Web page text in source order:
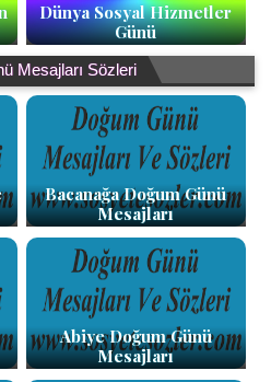
Dünya Sosyal Hizmetler
Günü
Mesajları Sözleri
Bacanağa Doğum Günü
Mesajları
Abiye Doğum Günü
Mesajları